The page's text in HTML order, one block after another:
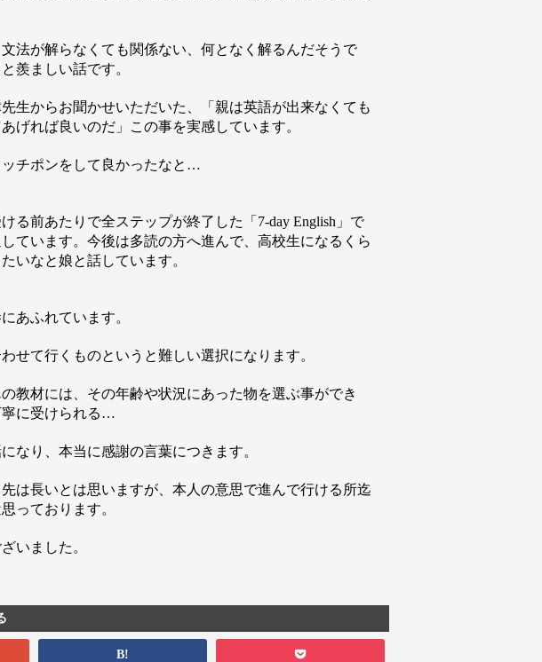
法が解らなくても関係ない、何となく解るんだそうで
羨ましい話です。
生からお聞かせいただいた、「親は英語が出来なくても
げれば良いのだ」この事を実感しています。
チポンをして良かったなと…
る前あたりで全ステップが終了した「7-day English」で
ています。今後は多読の方へ進んで、高校生になるくら
いなと娘と話しています。
あふれています。
せて行くものというと難しい選択になります。
教材には、その年齢や状況にあった物を選ぶ事ができ
に受けられる…
なり、本当に感謝の言葉につきます。
は長いとは思いますが、本人の意思で進んで行ける所迄
っております。
いました。
B!